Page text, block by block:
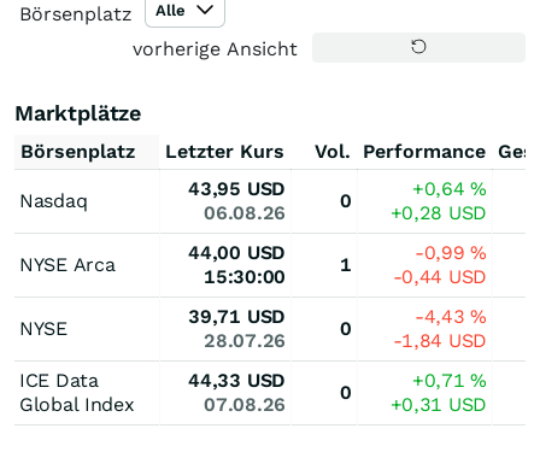
Börsenplatz Alle
vorherige Ansicht
Marktplätze
Börsenplatz Letzter Kurs Vol. Performance
Nasdaq
43,95 USD
06.08.26
0
+0,64%
+0,28 USD
NYSE Arca
44,00 USD
15:30:00
1
-0,99%
-0,44 USD
NYSE
39,71 USD
28.07.26
0
-4,43%
-1,84 USD
ICE Data
Global Index
44,33 USD
07.08.26
0
+0,71%
+0,31 USD